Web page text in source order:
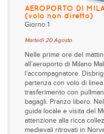
AEROPORTO DI
(volo non diretto)
Giorno 1
Martedì 20 Agosto
Nelle prime ore del
all’aeroporto di Milano
l’accompagnatore.
partenza con volo di
trasferimento con
bagagli. Pranzo libero.
guida locale e visita del
attenzione alla ricca
medievali ritrovati in